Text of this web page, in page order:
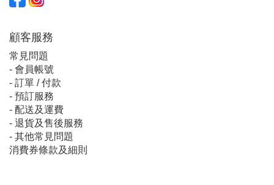
顧客服務
常見問題
- 會員帳號
- 訂單 / 付款
- 預訂服務
- 配送及運費
- 退貨及售後服務
- 其他常見問題
消費券條款及細則